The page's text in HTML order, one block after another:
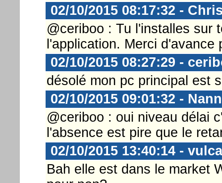
02/10/2015 08:17:32 -
@ceriboo : Tu l'installes sur
l'application. Merci d'avance
02/10/2015 08:27:29 -
désolé mon pc principal est
02/10/2015 09:01:32 -
@ceriboo : oui niveau délai
l'absence est pire que le
02/10/2015 13:40:14 -
Bah elle est dans le market